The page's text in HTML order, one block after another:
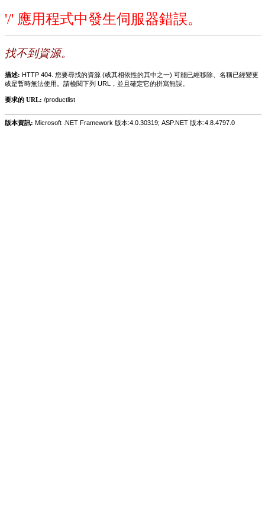
'/' 應用程式中發生伺服器錯誤。
找不到資源。
描述: HTTP 404. 您要尋找的資源 (或其相依性的其中之一) 可能已經移除、名稱已經變更
或是暫時無法使用。請檢閱下列 URL，並且確定它的拼寫無誤。
要求的 URL: /productlist
版本資訊: Microsoft .NET Framework 版本:4.0.30319; ASP.NET 版本:4.8.4797.0